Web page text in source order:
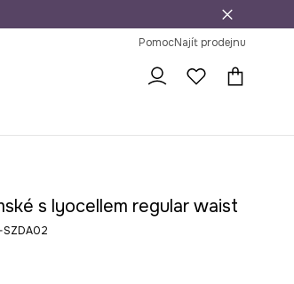
PomocNajít prodejnu
s lyocellem regular waist
SZDA02